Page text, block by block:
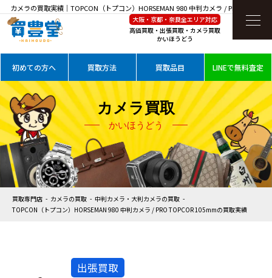
カメラの買取実績｜TOPCON（トプコン）HORSEMAN 980 中判カメラ / PRO TOPCOR
105mmを高価買取
大阪・京都・奈良全エリア対応
高価買取・出張買取・カメラ買取
かいほうどう
初めての方へ 買取方法 買取品目 LINEで無料査定
カメラ買取
かいほうどう
買取専門店 カメラの買取
中判カメラ・大判カメラの買取
TOPCON（トプコン）HORSEMAN 980 中判カメラ / PRO TOPCOR 105mmの買取実績
出張買取